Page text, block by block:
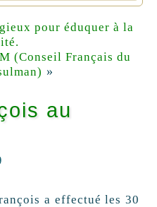
pour éduquer à la
(Conseil Français du
»
au
a effectué les 30